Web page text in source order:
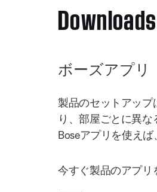
Downloads
ボーズアプリ
製品のセットアッ
り、部屋ごとに異
Boseアプリを使え
今すぐ製品のアプリ